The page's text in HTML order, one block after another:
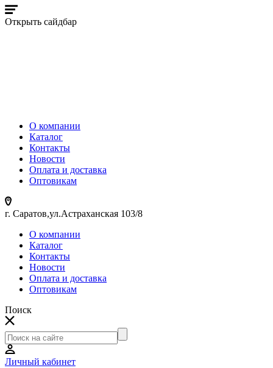
Открыть сайдбар
О компании
Каталог
Контакты
Новости
Оплата и доставка
Оптовикам
г. Саратов,ул.Астраханская 103/8
О компании
Каталог
Контакты
Новости
Оплата и доставка
Оптовикам
Поиск
Личный кабинет